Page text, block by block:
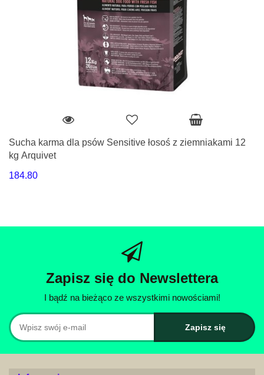
Sucha karma dla psów Sensitive łosoś z ziemniakami 12
kg Arquivet
184.80
Zapisz się do Newslettera
I bądź na bieżąco ze wszystkimi nowościami!